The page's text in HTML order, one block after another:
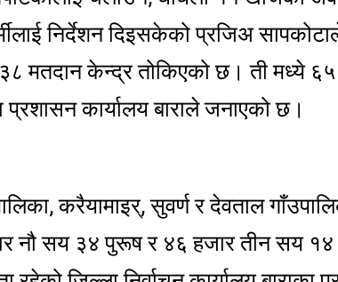
निर्देशन दिइसकेको प्रजिअ
मतदान केन्द्र तोकिएको छ। ती मध्ये
कार्यालय बाराले जनाएको छ।
करैयामाइर्, सुवर्ण र देवताल
नौ सय ३४ पुरूष र ४६ हजार तीन सय